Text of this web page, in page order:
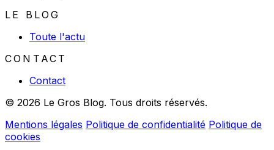
LE BLOG
Toute l'actu
CONTACT
Contact
© 2026 Le Gros Blog. Tous droits réservés.
Mentions légales Politique de confidentialité Politique de
cookies